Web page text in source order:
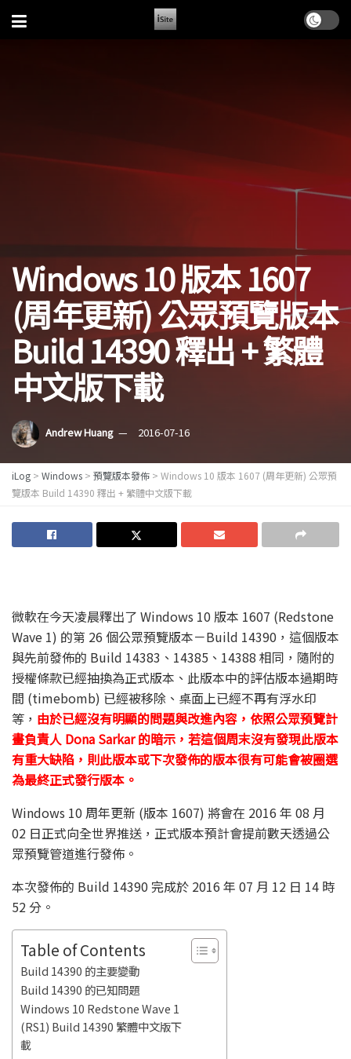
Windows 10 版本 1607
(周年更新) 公眾預覽版本
Build 14390 釋出 + 繁體
中文版下載
Andrew Huang 2016-07-16
iLog > Windows > 預覽版本發佈 > Windows 10 版本 1607 (周年更新) 公眾預
覽版本 Build 14390 釋出 + 繁體中文版下載
微軟在今天凌晨釋出了 Windows 10 版本 1607 (Redstone
Wave 1) 的第 26 個公眾預覽版本－Build 14390，這個版本
與先前發佈的 Build 14383、14385、14388 相同，隨附的
授權條款已經抽換為正式版本、此版本中的評估版本過期時
間 (timebomb) 已經被移除、桌面上已經不再有浮水印
等， 由於已經沒有明顯的問題與改進內容，依照公眾預覽計
畫負責人 Dona Sarkar 的暗示，若這個周末沒有發現此版本
有重大缺陷，則此版本或下次發佈的版本很有可能會被圈選
為最終正式發行版本。
Windows 10 周年更新 (版本 1607) 將會在 2016 年 08 月
02 日正式向全世界推送，正式版本預計會提前數天透過公
眾預覽管道進行發佈。
本次發佈的 Build 14390 完成於 2016 年 07 月 12 日 14 時
52 分。
Table of Contents
Build 14390 的主要變動
Build 14390 的已知問題
Windows 10 Redstone Wave 1
(RS1) Build 14390 繁體中文版下
載